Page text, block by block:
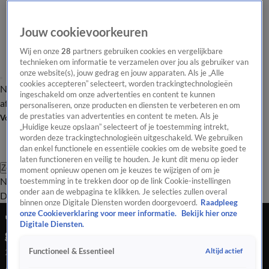
Nieuws van de DagOpinie van de Dag Onze categorieën Laatste
afleveringVideo's Nieuws van de Dag Podcast
Volg Nieuws van de Dag
Zoeken
Nieuws van de DagOpinie van de
Dag
Video'sUitzendingen PodcastPanelContact
'Nieuw kabinet pas na
gemeenteraadsverkiezingen'
20 nov 2025, 19:11
Jouw cookievoorkeuren
Wij en onze28 partners gebruiken cookies en vergelijkbare
technieken om informatie te verzamelen over jou als gebruiker van
onze website(s), jouw gedrag en jouw apparaten. Als je „Alle
cookies accepteren” selecteert, worden trackingtechnologieën
ingeschakeld om onze advertenties en content te kunnen
personaliseren, onze producten en diensten te verbeteren en om
de prestaties van advertenties en content te meten. Als je
„Huidige keuze opslaan” selecteert of je toestemming intrekt,
worden deze trackingtechnologieën uitgeschakeld. We gebruiken
dan enkel functionele en essentiële cookies om de website goed te
laten functioneren en veilig te houden. Je kunt dit menu op ieder
moment opnieuw openen om je keuzes te wijzigen of om je
toestemming in te trekken door op de link Cookie-instellingen
onder aan de webpagina te klikken. Je selecties zullen overal
binnen onze Digitale Diensten worden doorgevoerd. Raadpleeg
onze Cookieverklaring voor meer informatie.
Bekijk hier onze
Digitale Diensten.
Functioneel & Essentieel Altijd actief